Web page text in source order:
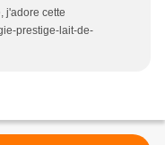
j'adore cette
prestige-lait-de-